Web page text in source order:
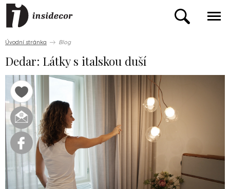
Úvodní stránka Blog
Dedar: Látky s italskou duší